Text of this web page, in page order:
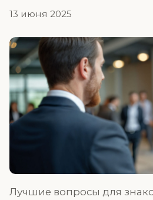
13 июня 2025
Лучшие вопросы для